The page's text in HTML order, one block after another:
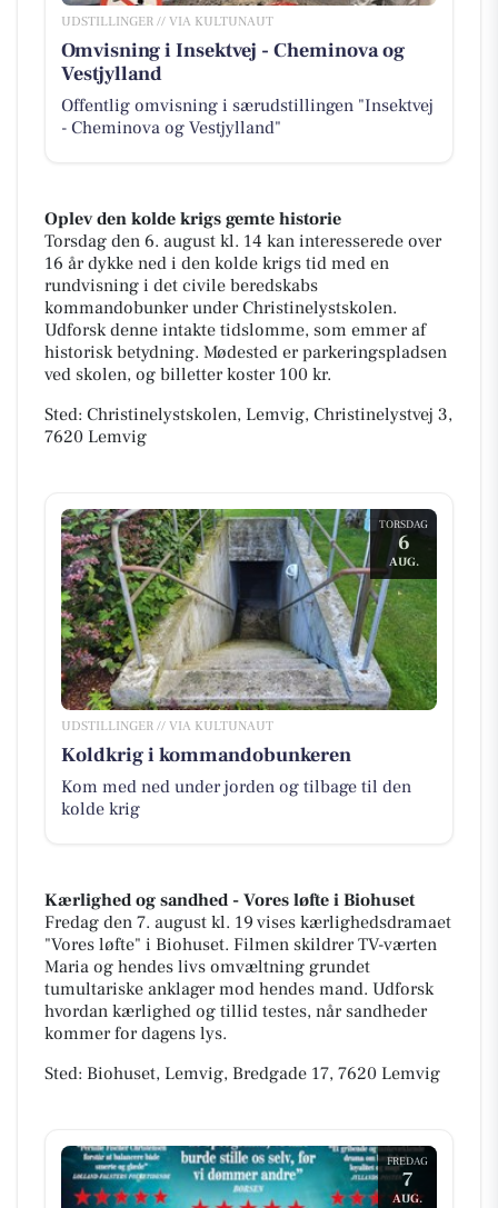
UDSTILLINGER // VIA KULTUNAUT
Omvisning i Insektvej - Cheminova og
Vestjylland
Offentlig omvisning i særudstillingen "Insektvej
- Cheminova og Vestjylland"
Oplev den kolde krigs gemte historie
Torsdag den 6. august kl. 14 kan interesserede over
16 år dykke ned i den kolde krigs tid med en
rundvisning i det civile beredskabs
kommandobunker under Christinelystskolen.
Udforsk denne intakte tidslomme, som emmer af
historisk betydning. Mødested er parkeringspladsen
ved skolen, og billetter koster 100 kr.
Sted: Christinelystskolen, Lemvig, Christinelystvej 3,
7620 Lemvig
TORSDAG
6
AUG.
UDSTILLINGER // VIA KULTUNAUT
Koldkrig i kommandobunkeren
Kom med ned under jorden og tilbage til den
kolde krig
Kærlighed og sandhed - Vores løfte i Biohuset
Fredag den 7. august kl. 19 vises kærlighedsdramaet
"Vores løfte" i Biohuset. Filmen skildrer TV-værten
Maria og hendes livs omvæltning grundet
tumultariske anklager mod hendes mand. Udforsk
hvordan kærlighed og tillid testes, når sandheder
kommer for dagens lys.
Sted: Biohuset, Lemvig, Bredgade 17, 7620 Lemvig
FREDAG
7
AUG.